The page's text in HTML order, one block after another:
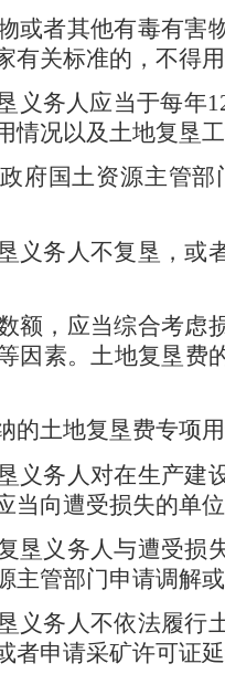
或者其他有毒有害
有关标准的，不得
义务人应当于每年
情况以及土地复垦工
府国土资源主管
义务人不复垦，或
额，应当综合考虑
因素。土地复垦费
的土地复垦费专项
义务人对在生产建
当向遭受损失的单
垦义务人与遭受损
主管部门申请调解
义务人不依法履行
者申请采矿许可证